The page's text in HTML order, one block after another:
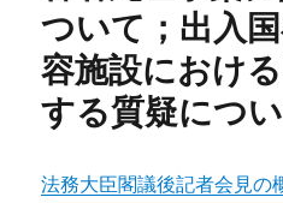
ついて；出入
容施設におけ
する質疑につ
法務大臣閣議後記者会見の